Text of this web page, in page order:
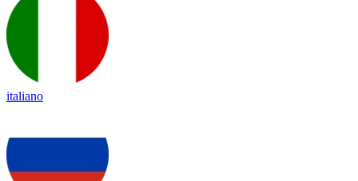
italiano